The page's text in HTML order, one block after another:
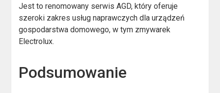
Jest to renomowany serwis AGD, który oferuje
szeroki zakres usług naprawczych dla urządzeń
gospodarstwa domowego, w tym zmywarek
Electrolux.
Podsumowanie